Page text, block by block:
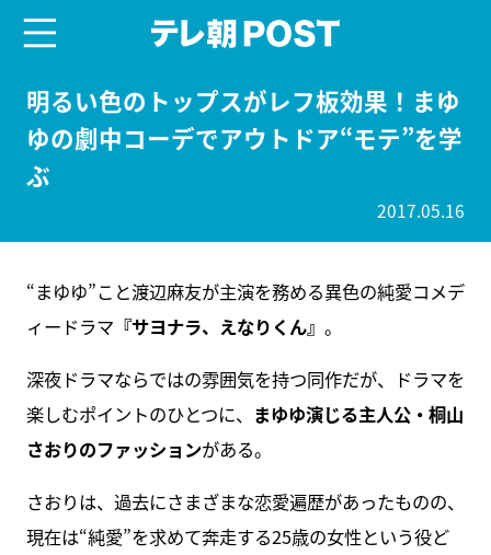
明るい色のトップスがレフ板効果！まゆ
ゆの劇中コーデでアウトドア“モテ”を学
ぶ
2017.05.16
“まゆゆ”こと渡辺麻友が主演を務める異色の純愛コメデ
ィードラマ 『サヨナラ、えなりくん』 。
深夜ドラマならではの雰囲気を持つ同作だが、ドラマを
楽しむポイントのひとつに、 まゆゆ演じる主人公・桐山
さおりのファッションがある。
さおりは、過去にさまざまな恋愛遍歴があったものの、
現在は“純愛”を求めて奔走する25歳の女性という役ど